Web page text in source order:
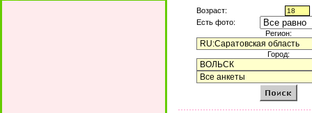
Возраст:
Есть фото:
Регион:
Город: